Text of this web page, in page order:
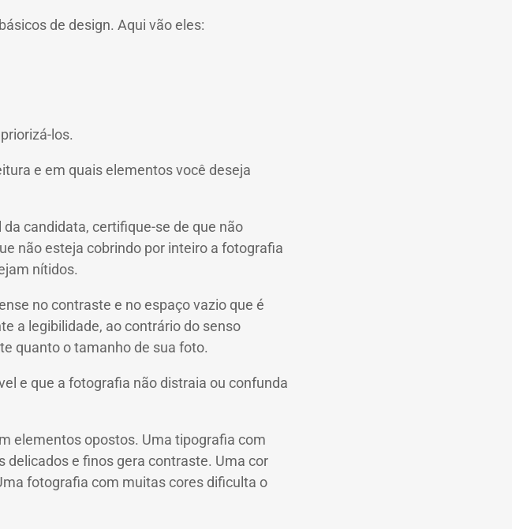
de design. Aqui vão eles:
los.
e em quais elementos você deseja
candidata, certifique-se de que não
não esteja cobrindo por inteiro a fotografia
nítidos.
no contraste e no espaço vazio que é
a legibilidade, ao contrário do senso
quanto o tamanho de sua foto.
e que a fotografia não distraia ou confunda
elementos opostos. Uma tipografia com
delicados e finos gera contraste. Uma cor
fotografia com muitas cores dificulta o